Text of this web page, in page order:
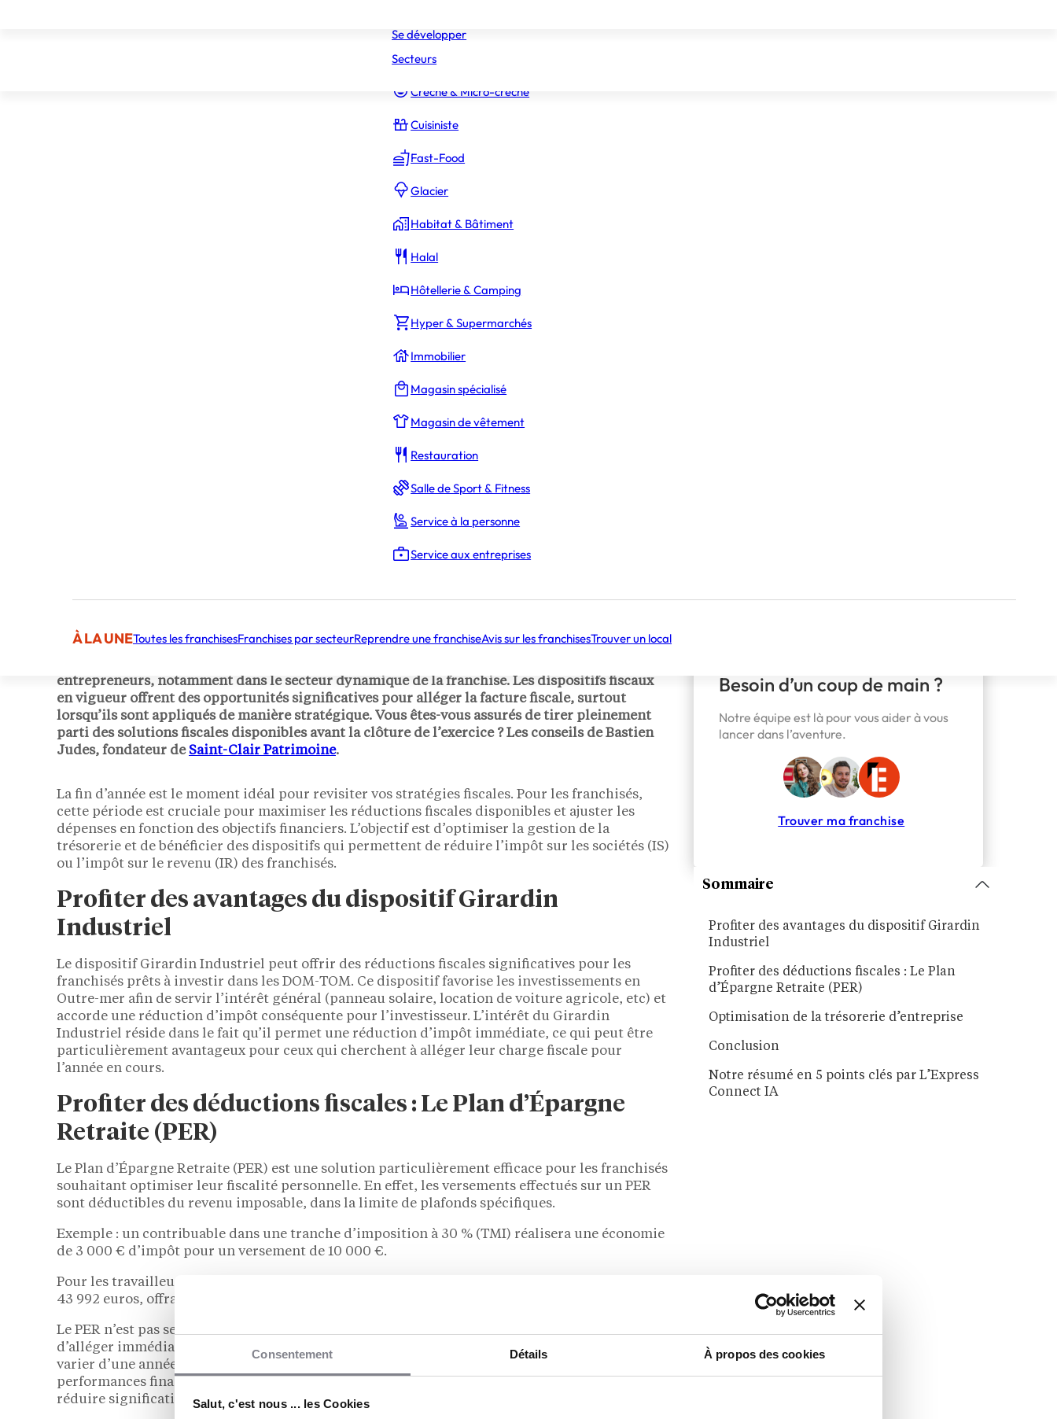
Consentement Détails À propos des cookies
Salut, c'est nous ... les Cookies
Constructeur Piscines & Spas
Crèche & Micro-crèche
Cuisiniste
Fast-Food
Glacier
Habitat & Bâtiment
Halal
Hôtellerie & Camping
Hyper & Supermarchés
Immobilier
Magasin spécialisé
Magasin de vêtement
Restauration
Salle de Sport & Fitness
Service à la personne
Service aux entreprises
À LA UNEToutes les franchisesFranchises par secteurReprendre une franchiseAvis sur les franchisesTrouver un local
Se développer
Secteurs
Publié par Bastien Judes
entrepreneurs, notamment dans le secteur dynamique de la franchise. Les dispositifs fiscaux
en vigueur offrent des opportunités significatives pour alléger la facture fiscale, surtout
lorsqu’ils sont appliqués de manière stratégique. Vous êtes-vous assurés de tirer pleinement
parti des solutions fiscales disponibles avant la clôture de l’exercice ? Les conseils de Bastien
Judes, fondateur de Saint-Clair Patrimoine.
La fin d’année est le moment idéal pour revisiter vos stratégies fiscales. Pour les franchisés,
cette période est cruciale pour maximiser les réductions fiscales disponibles et ajuster les
dépenses en fonction des objectifs financiers. L’objectif est d’optimiser la gestion de la
trésorerie et de bénéficier des dispositifs qui permettent de réduire l’impôt sur les sociétés (IS)
ou l’impôt sur le revenu (IR) des franchisés.
Profiter des avantages du dispositif Girardin
Industriel
Le dispositif Girardin Industriel peut offrir des réductions fiscales significatives pour les
franchisés prêts à investir dans les DOM-TOM. Ce dispositif favorise les investissements en
Outre-mer afin de servir l’intérêt général (panneau solaire, location de voiture agricole, etc) et
accorde une réduction d’impôt conséquente pour l’investisseur. L’intérêt du Girardin
Industriel réside dans le fait qu’il permet une réduction d’impôt immédiate, ce qui peut être
particulièrement avantageux pour ceux qui cherchent à alléger leur charge fiscale pour
l’année en cours.
Profiter des déductions fiscales : Le Plan d’Épargne
Retraite (PER)
Le Plan d’Épargne Retraite (PER) est une solution particulièrement efficace pour les franchisés
souhaitant optimiser leur fiscalité personnelle. En effet, les versements effectués sur un PER
sont déductibles du revenu imposable, dans la limite de plafonds spécifiques.
Exemple : un contribuable dans une tranche d’imposition à 30 % (TMI) réalisera une économie
de 3 000 € d’impôt pour un versement de 10 000 €.
Pour les travailleurs non-salariés (TNS) comme les franchisés, ce plafond peut atteindre jusqu’à
43 992 euros, offrant une opportunité considérable pour réduire le revenu imposable.
Le PER n’est pas seulement un outil de préparation pour la retraite ; il est également un moyen
d’alléger immédiatement la pression fiscale. Pour les franchisés dont les revenus peuvent
varier d’une année à l’autre, le PER permet de moduler les versements en fonction des
performances financières. En investissant dans un PER avant la fin de l’année, vous pouvez
réduire significativement votre base imposable.
Besoin d’un coup de main ?
Notre équipe est là pour vous aider à vous
lancer dans l’aventure.
Trouver ma franchise
Sommaire
Profiter des avantages du dispositif Girardin
Industriel
Profiter des déductions fiscales : Le Plan
d’Épargne Retraite (PER)
Optimisation de la trésorerie d’entreprise
Conclusion
Notre résumé en 5 points clés par L’Express
Connect IA